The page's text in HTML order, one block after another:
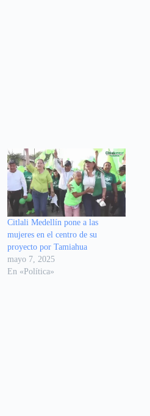
Citlali Medellín pone a las
mujeres en el centro de su
proyecto por Tamiahua
mayo 7, 2025
En «Política»